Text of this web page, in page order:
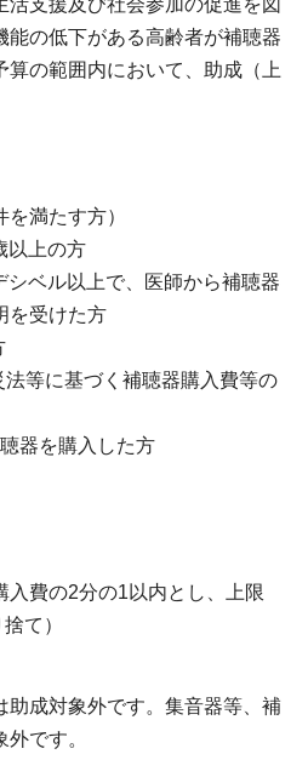
能の低下がある高齢者が補聴器
算の範囲内において、助成（上
満たす方）
以上の方
ベル以上で、医師から補聴器
を受けた方
等に基づく補聴器購入費等の
器を購入した方
入費の2分の1以内とし、上限
て）
助成対象外です。集音器等、補
です。